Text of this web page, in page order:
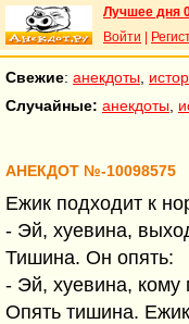
Лучшее дня
Войти
Свежие: анекдоты
Случайные: анекдоты
АНЕКДОТ №-10098575
Ежик подходит к
- Эй, хуевина,
Тишина. Он опять:
- Эй, хуевина,
Опять тишина.